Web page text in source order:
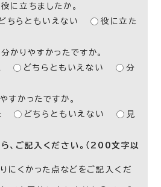
に立ちましたか。
ちらともいえない
役に立た
かりやすかったですか。
どちらともいえない
分
すかったですか。
どちらともいえない
見
、ご記入ください。（200文字以
にくかった点などをご記入くだ